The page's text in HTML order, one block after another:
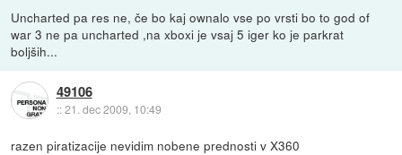
Uncharted pa res ne, če bo kaj ownalo vse po vrsti bo to god of
war 3 ne pa uncharted ,na xboxi je vsaj 5 iger ko je parkrat
boljših...
49106
::21. dec 2009, 10:49
razen piratizacije nevidim nobene prednosti v X360